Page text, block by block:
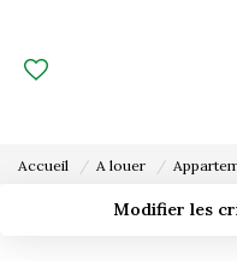
Accueil A louer
Modifier les